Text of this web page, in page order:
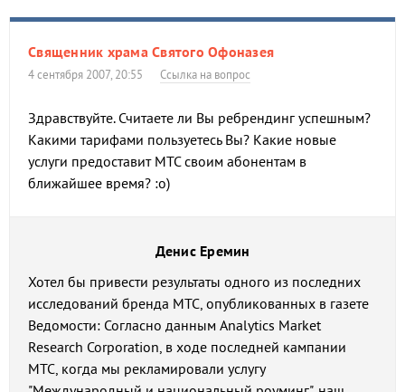
Священник храма Святого Офоназея
4 сентября 2007, 20:55 Ссылка на вопрос
Здравствуйте. Считаете ли Вы ребрендинг успешным?
Какими тарифами пользуетесь Вы? Какие новые
услуги предоставит МТС своим абонентам в
ближайшее время? :о)
Денис Еремин
Хотел бы привести результаты одного из последних
исследований бренда МТС, опубликованных в газете
Ведомости: Согласно данным Analytics Market
Research Corporation, в ходе последней кампании
МТС, когда мы рекламировали услугу